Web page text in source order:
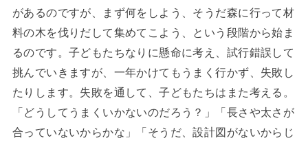
があるのですが、まず何をしよう、そうだ森に行って材
料の木を伐りだして集めてこよう、という段階から始ま
るのです。子どもたちなりに懸命に考え、試行錯誤して
挑んでいきますが、一年かけてもうまく行かず、失敗し
たりします。失敗を通して、子どもたちはまた考える。
「どうしてうまくいかないのだろう？」「長さや太さが
合っていないからかな」「そうだ、設計図がないからじ